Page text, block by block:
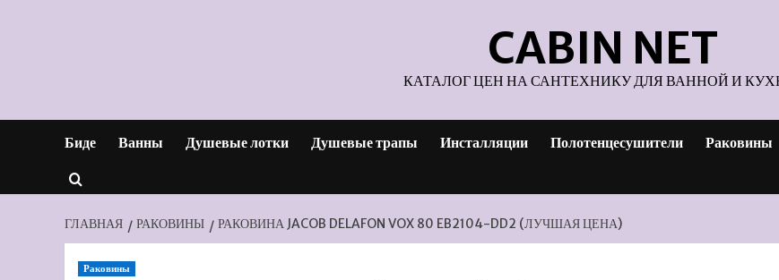
CABIN NET
КАТАЛОГ ЦЕН НА САНТЕХНИКУ ДЛЯ ВАННОЙ И
Биде Ванны Душевые лотки Душевые трапы Инсталляции Полотенцесушители Раковины
ГЛАВНАЯ РАКОВИНЫ РАКОВИНА JACOB DELAFON VOX 80 EB2104-DD2 (ЛУЧШАЯ ЦЕНА)
Раковины